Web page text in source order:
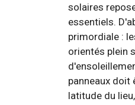
solaires
essentiels.
primordiale :
orientés plein
panneaux doit
latitude du